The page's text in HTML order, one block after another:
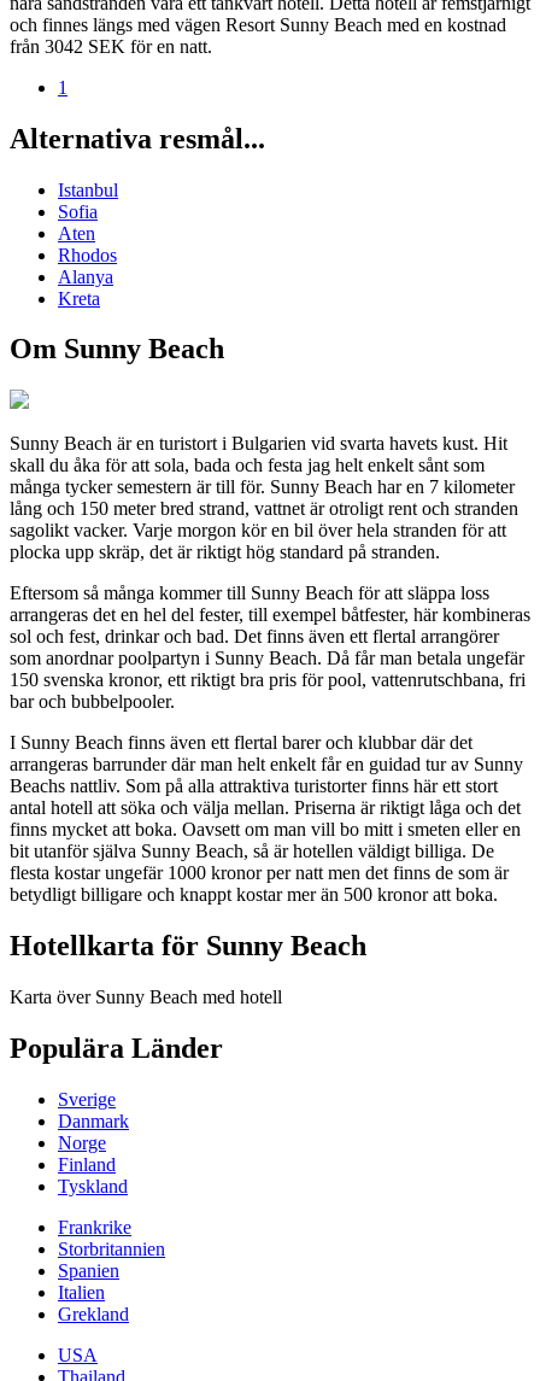
och finnes längs med vägen Resort Sunny Beach med en kostnad
från 3042 SEK för en natt.
1
Alternativa resmål...
Istanbul
Sofia
Aten
Rhodos
Alanya
Kreta
Om Sunny Beach
Sunny Beach är en turistort i Bulgarien vid svarta havets kust. Hit
skall du åka för att sola, bada och festa jag helt enkelt sånt som
många tycker semestern är till för. Sunny Beach har en 7 kilometer
lång och 150 meter bred strand, vattnet är otroligt rent och stranden
sagolikt vacker. Varje morgon kör en bil över hela stranden för att
plocka upp skräp, det är riktigt hög standard på stranden.
Eftersom så många kommer till Sunny Beach för att släppa loss
arrangeras det en hel del fester, till exempel båtfester, här kombineras
sol och fest, drinkar och bad. Det finns även ett flertal arrangörer
som anordnar poolpartyn i Sunny Beach. Då får man betala ungefär
150 svenska kronor, ett riktigt bra pris för pool, vattenrutschbana, fri
bar och bubbelpooler.
I Sunny Beach finns även ett flertal barer och klubbar där det
arrangeras barrunder där man helt enkelt får en guidad tur av Sunny
Beachs nattliv. Som på alla attraktiva turistorter finns här ett stort
antal hotell att söka och välja mellan. Priserna är riktigt låga och det
finns mycket att boka. Oavsett om man vill bo mitt i smeten eller en
bit utanför själva Sunny Beach, så är hotellen väldigt billiga. De
flesta kostar ungefär 1000 kronor per natt men det finns de som är
betydligt billigare och knappt kostar mer än 500 kronor att boka.
Hotellkarta för Sunny Beach
Karta över Sunny Beach med hotell
Populära Länder
Sverige
Danmark
Norge
Finland
Tyskland
Frankrike
Storbritannien
Spanien
Italien
Grekland
USA
Thailand